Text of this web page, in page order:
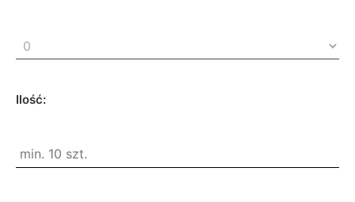
Ilość: